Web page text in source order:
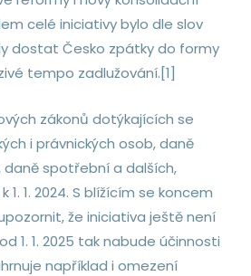
celé iniciativy bylo dle slov
dostat Česko zpátky do formy
tempo zadlužování.[1]
zákonů dotýkajících se
i právnických osob, daně
spotřební a dalších,
1. 1. 2024. S blížícím se koncem
že iniciativa ještě není
1. 1. 2025 tak nabude účinnosti
například i omezení